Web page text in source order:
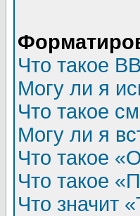
Что такое
Могу ли я
Что такое
Могу ли я
Что такое
Что такое
Что значит